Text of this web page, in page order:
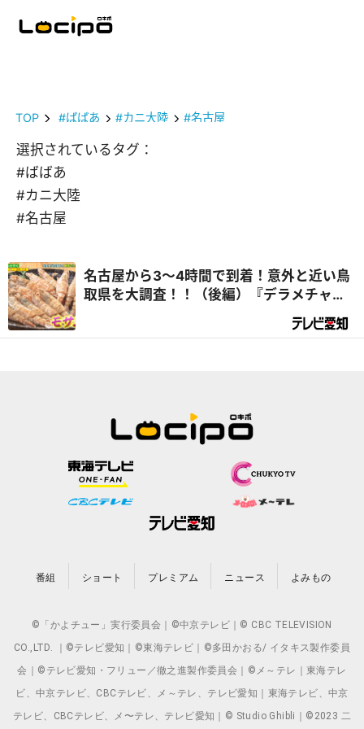
TOP #ばばあ #カニ大陸 #名古屋
選択されているタグ：
#ばばあ
#カニ大陸
#名古屋
名古屋から3～4時間で到着！意外と近い鳥
取県を大調査！！（後編）『デラメチャ気
番組 ショート プレミアム ニュース よみもの
©「かよチュー」実行委員会｜©中京テレビ｜© CBC TELEVISION
CO.,LTD. ｜©テレビ愛知｜©東海テレビ｜©多田かおる/ イタキス製作委員
会｜©テレビ愛知・フリュー／徹之進製作委員会｜©メ～テレ｜東海テレ
ビ、中京テレビ、CBCテレビ、メ～テレ、テレビ愛知｜東海テレビ、中京
テレビ、CBCテレビ、メ〜テレ、テレビ愛知｜© Studio Ghibli｜©2023 二